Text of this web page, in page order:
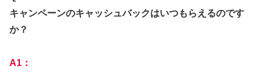
キャンペーンのキャッシュバックはいつもらえるのです
か？
A1：